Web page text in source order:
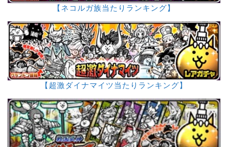
【ネコルガ族当たりランキング】
【超激ダイナマイツ当たりランキング】